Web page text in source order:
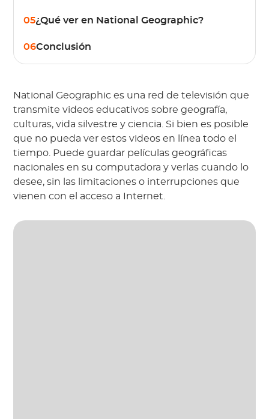
05¿Qué ver en National Geographic?
06Conclusión
National Geographic es una red de televisión que
transmite videos educativos sobre geografía,
culturas, vida silvestre y ciencia. Si bien es posible
que no pueda ver estos videos en línea todo el
tiempo. Puede guardar películas geográficas
nacionales en su computadora y verlas cuando lo
desee, sin las limitaciones o interrupciones que
vienen con el acceso a Internet.